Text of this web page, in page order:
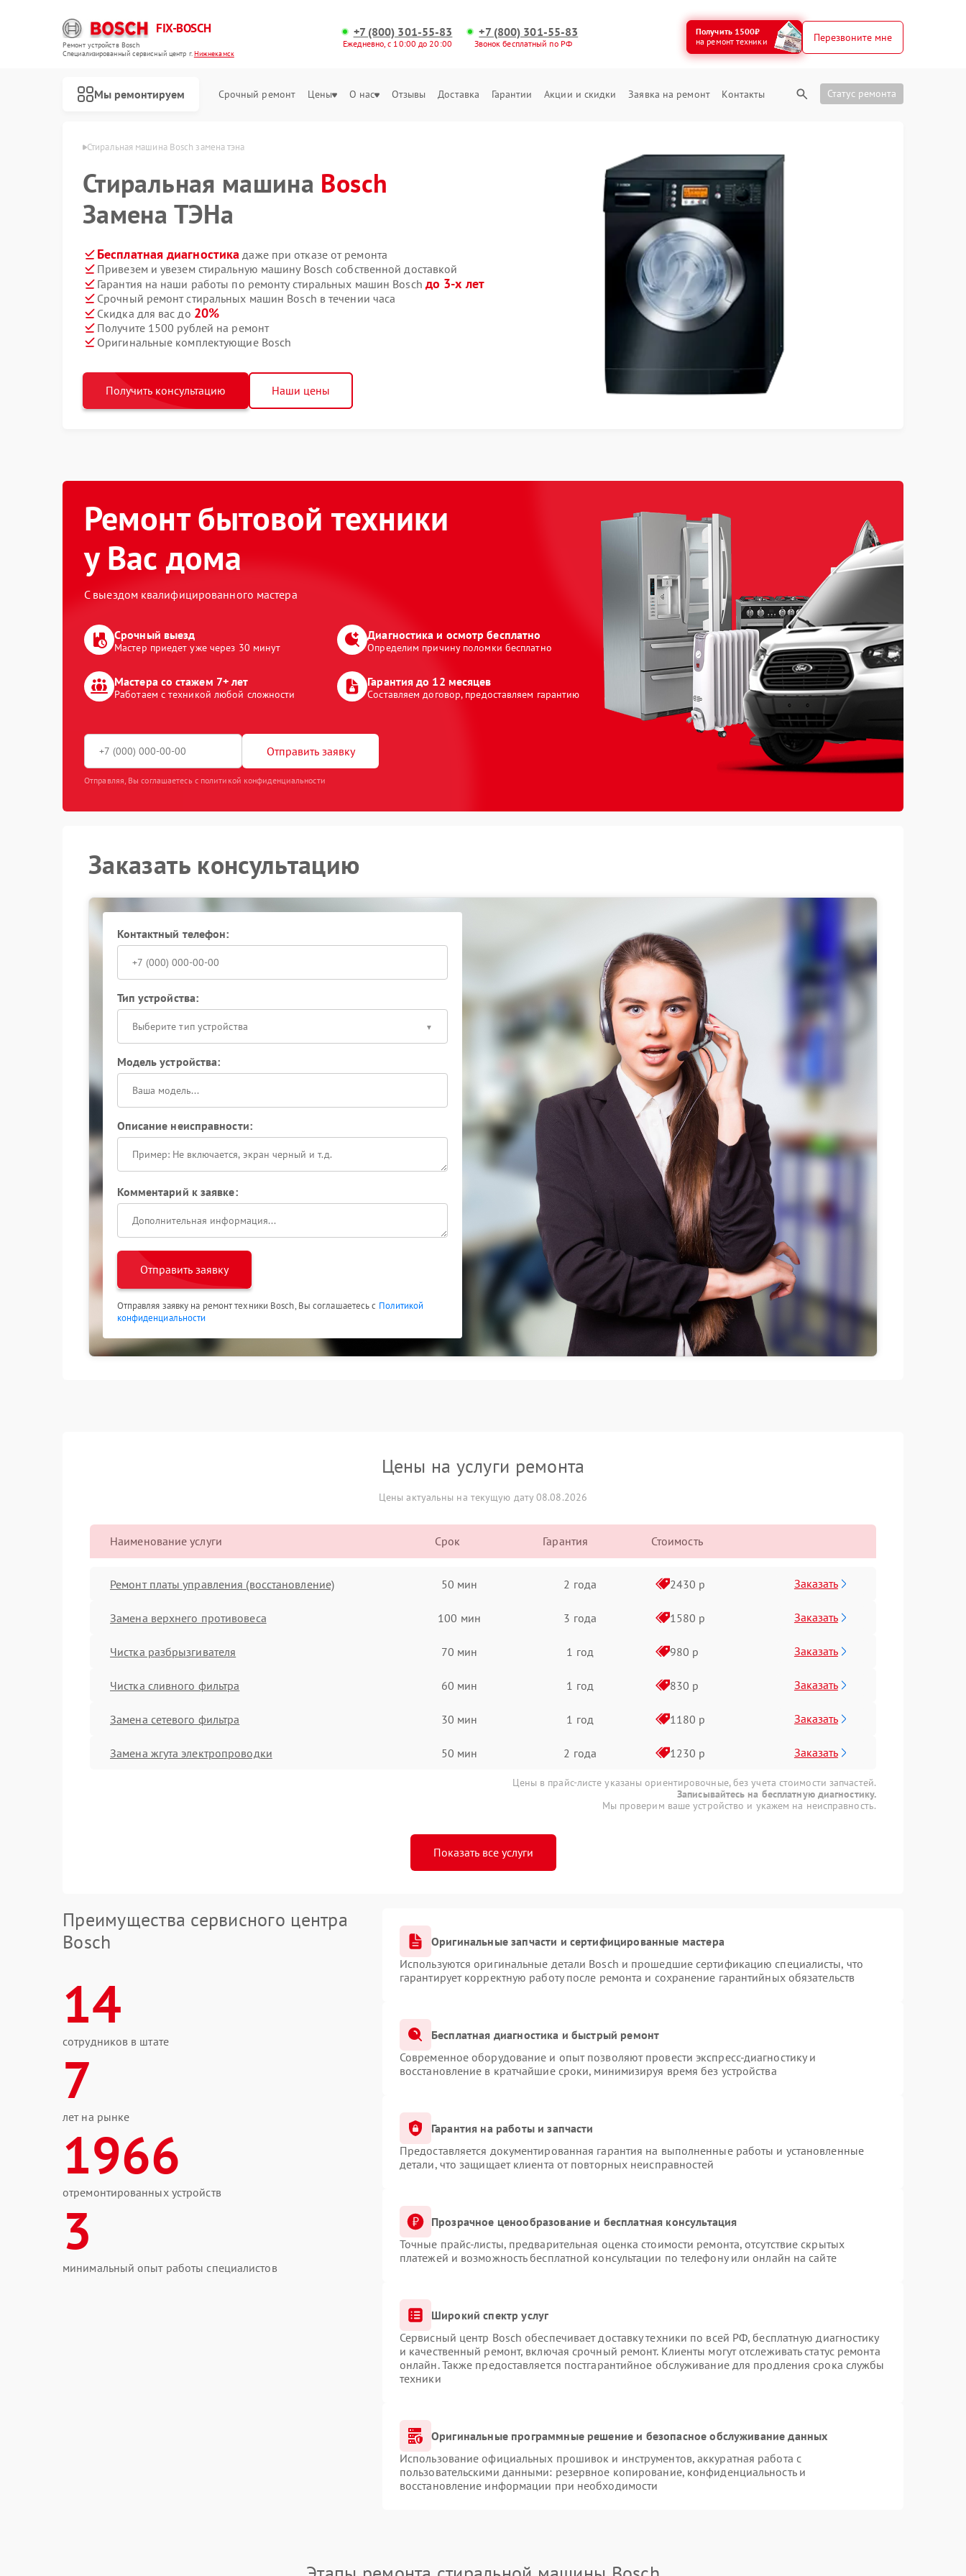
FIX-BOSCH
Ремонт устройств Bosch
Специализированный cервисный центр г.Нижнекамск
+7 (800) 301-55-83
Ежедневно, с 10:00 до 20:00
+7 (800) 301-55-83
Звонок бесплатный по РФ
Получить 1500₽
на ремонт техники
Перезвоните мне
Мы ремонтируем Срочный ремонт Цены О нас Отзывы Доставка Гарантии Акции и скидки Заявка на ремонт Контакты Статус ремонта
в Нижнекамске Стиральная машина Bosch замена тэна
Стиральная машина Bosch
Замена ТЭНа
Бесплатная диагностика даже при отказе от ремонта
Привезем и увезем стиральную машину Bosch собственной доставкой
Гарантия на наши работы по ремонту стиральных машин Bosch до 3-х лет
Срочный ремонт стиральных машин Bosch в течении часа
Скидка для вас до 20%
Получите 1500 рублей на ремонт
Оригинальные комплектующие Bosch
Получить консультацию Наши цены
Ремонт бытовой техники
у Вас дома
С выездом квалифицированного мастера
Срочный выезд
Мастер приедет уже через 30 минут
Диагностика и осмотр бесплатно
Определим причину поломки бесплатно
Мастера со стажем 7+ лет
Работаем с техникой любой сложности
Гарантия до 12 месяцев
Составляем договор, предоставляем гарантию
Отправить заявку
Отправляя, Вы соглашаетесь с политикой конфиденциальности
Заказать консультацию
Контактный телефон:
Тип устройства:
Выберите тип устройства
Модель устройства:
Описание неисправности:
Комментарий к заявке:
Отправить заявку
Отправляя заявку на ремонт техники Bosch, Вы соглашаетесь с Политикой
конфиденциальности
Цены на услуги ремонта
Цены актуальны на текущую дату 08.08.2026
Наименование услуги Срок Гарантия Стоимость
Ремонт платы управления (восстановление) 50 мин 2 года 2430 р Заказать
Замена верхнего противовеса 100 мин 3 года 1580 р Заказать
Чистка разбрызгивателя 70 мин 1 год 980 р Заказать
Чистка сливного фильтра 60 мин 1 год 830 р Заказать
Замена сетевого фильтра 30 мин 1 год 1180 р Заказать
Замена жгута электропроводки 50 мин 2 года 1230 р Заказать
Цены в прайс-листе указаны ориентировочные, без учета стоимости запчастей.
Записывайтесь на бесплатную диагностику.
Мы проверим ваше устройство и укажем на неисправность.
Показать все услуги
Преимущества сервисного центра
Bosch
14
сотрудников в штате
7
лет на рынке
1966
отремонтированных устройств
3
минимальный опыт работы специалистов
Оригинальные запчасти и сертифицированные мастера
Используются оригинальные детали Bosch и прошедшие сертификацию специалисты, что
гарантирует корректную работу после ремонта и сохранение гарантийных обязательств
Бесплатная диагностика и быстрый ремонт
Современное оборудование и опыт позволяют провести экспресс-диагностику и
восстановление в кратчайшие сроки, минимизируя время без устройства
Гарантия на работы и запчасти
Предоставляется документированная гарантия на выполненные работы и установленные
детали, что защищает клиента от повторных неисправностей
Прозрачное ценообразование и бесплатная консультация
Точные прайс-листы, предварительная оценка стоимости ремонта, отсутствие скрытых
платежей и возможность бесплатной консультации по телефону или онлайн на сайте
Широкий спектр услуг
Сервисный центр Bosch обеспечивает доставку техники по всей РФ, бесплатную диагностику
и качественный ремонт, включая срочный ремонт. Клиенты могут отслеживать статус ремонта
онлайн. Также предоставляется постгарантийное обслуживание для продления срока службы
техники
Оригинальные программные решение и безопасное обслуживание данных
Использование официальных прошивок и инструментов, аккуратная работа с
пользовательскими данными: резервное копирование, конфиденциальность и
восстановление информации при необходимости